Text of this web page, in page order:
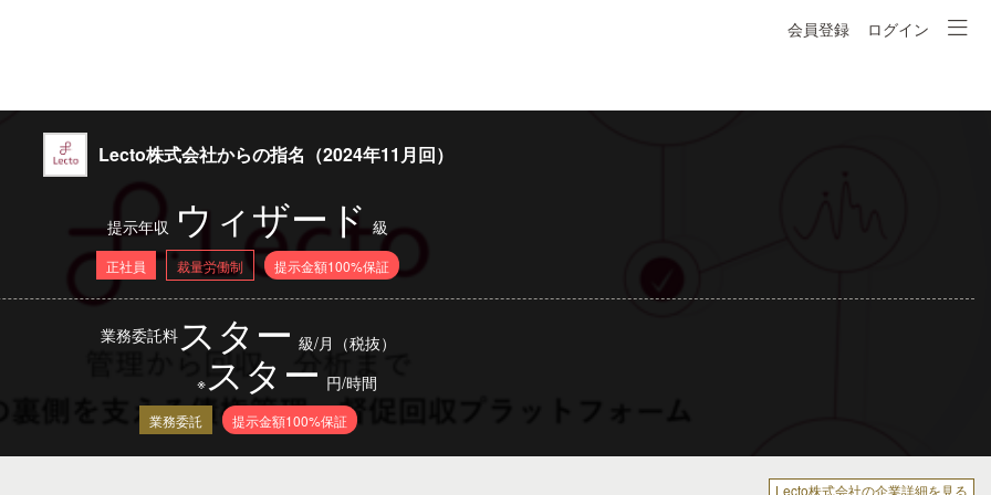
会員登録 ログイン
Lecto株式会社からの指名（2024年11月回）
提示年収 ウィザード 級
正社員 裁量労働制 提示金額100%保証
業務委託料スター 級/月（税抜）
※スター 円/時間
業務委託 提示金額100%保証
Lecto株式会社の企業詳細を見る